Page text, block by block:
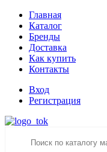
Главная
Каталог
Бренды
Доставка
Как купить
Контакты
Вход
Регистрация